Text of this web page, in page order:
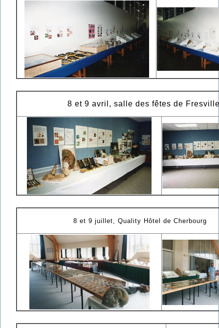
8 et 9 avril, salle des fêtes de
8 et 9 juillet, Quality Hôtel de Cherbourg